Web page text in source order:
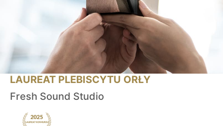
LAUREAT PLEBISCYTU ORŁY
Fresh Sound Studio